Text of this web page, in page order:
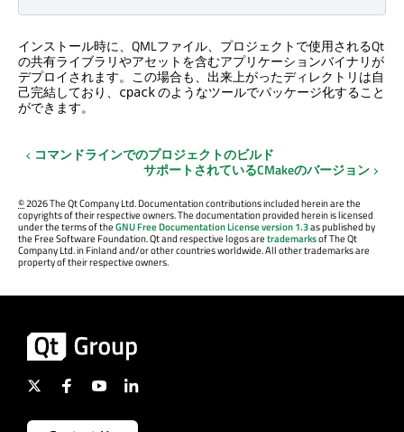
インストール時に、QMLファイル、プロジェクトで使用されるQt
の共有ライブラリやアセットを含むアプリケーションバイナリが
デプロイされます。この場合も、出来上がったディレクトリは自
己完結しており、 cpackのようなツールでパッケージ化すること
ができます。
コマンドラインでのプロジェクトのビルド
サポートされているCMakeのバージョン
©2026 The Qt Company Ltd. Documentation contributions included herein are the
copyrights of their respective owners. The documentation provided herein is licensed
under the terms of theGNU Free Documentation License version 1.3as published by
the Free Software Foundation. Qt and respective logos aretrademarksof The Qt
Company Ltd. in Finland and/or other countries worldwide. All other trademarks are
property of their respective owners.